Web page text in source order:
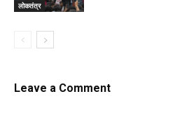
लोकतंत्र
Leave a Comment